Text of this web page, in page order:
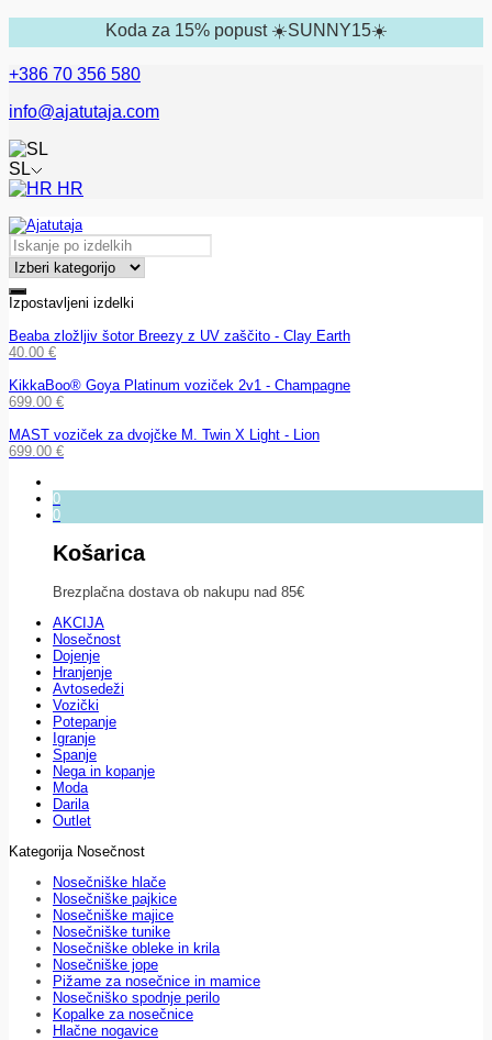
Koda za 15% popust ☀️SUNNY15☀️
+386 70 356 580
info@ajatutaja.com
SL
HR
Izpostavljeni izdelki
Beaba zložljiv šotor Breezy z UV zaščito - Clay Earth
40.00 €
KikkaBoo® Goya Platinum voziček 2v1 - Champagne
699.00 €
MAST voziček za dvojčke M. Twin X Light - Lion
699.00 €
0
0
Košarica
Brezplačna dostava ob nakupu nad 85€
AKCIJA
Nosečnost
Dojenje
Hranjenje
Avtosedeži
Vozički
Potepanje
Igranje
Spanje
Nega in kopanje
Moda
Darila
Outlet
Kategorija Nosečnost
Nosečniške hlače
Nosečniške pajkice
Nosečniške majice
Nosečniške tunike
Nosečniške obleke in krila
Nosečniške jope
Pižame za nosečnice in mamice
Nosečniško spodnje perilo
Kopalke za nosečnice
Hlačne nogavice